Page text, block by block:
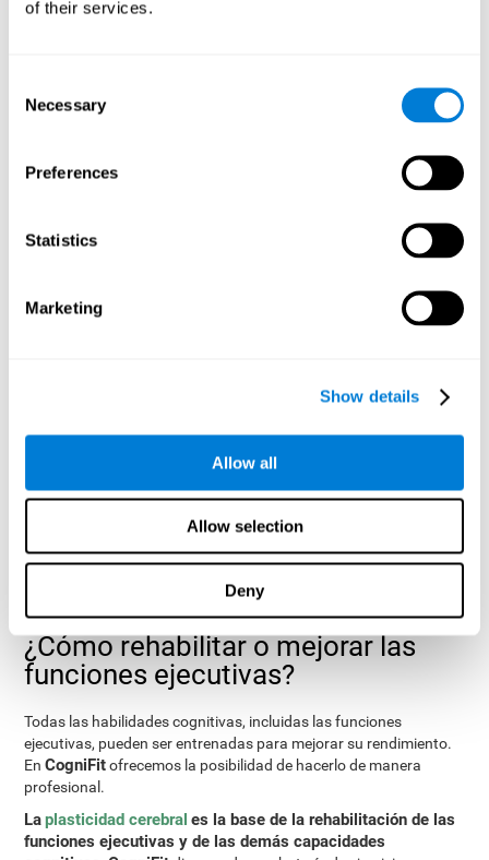
of their services.
Selection
Necessary
Preferences
Statistics
Marketing
Show details
Allow all
Allow selection
Deny
Test de Reconocimiento WOM-REST
objetos diferentes a los presentados y habrá que detectar la
: En la pantalla aparecen una serie
de bolas con diferentes números. Se tendrán que memorizar
la serie de números para poder repetirlos posteriormente. En
pero irá incrementando progresivamente hasta que se
cometa algún error. Habrá que reproducir cada serie de
Test de Concentración VISMEN-PLAN
: Aparecerán estímulos
completar la serie. Durante la presentación, hay que prestar
orden de la presentación de los estímulos en el momento
oportuno para reproducirlos en el mismo orden que hayan
Test de programación VIPER-PLAN: Consiste en sacar una
bola de un laberinto en el menor número de movimientos
posibles y tan rápido como se pueda.
¿Cómo rehabilitar o mejorar las
funciones ejecutivas?
Todas las habilidades cognitivas, incluidas las funciones
ejecutivas, pueden ser entrenadas para mejorar su rendimiento.
EnCogniFitofrecemos la posibilidad de hacerlo de manera
profesional.
Laplasticidad cerebral es la base de la rehabilitación de las
funciones ejecutivas y de las demás capacidades